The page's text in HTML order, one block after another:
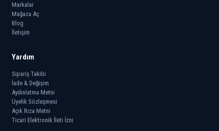
Markalar
Mağaza Aç
Blog
İletişim
Yardım
Sipariş Takibi
İade & Değişim
Aydınlatma Metni
Üyelik Sözleşmesi
Açık Rıza Metni
Ticari Elektronik İleti İzni